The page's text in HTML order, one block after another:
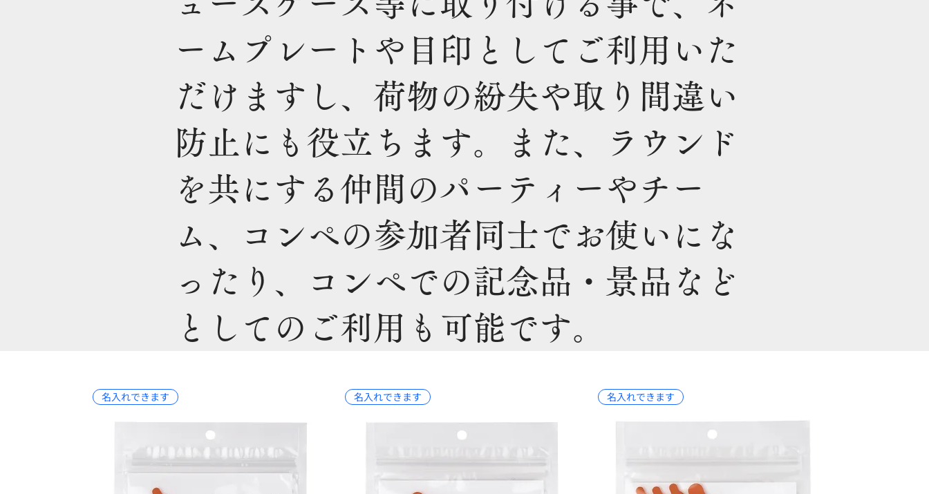
ームプレートや目印としてご利用いた
だけますし、荷物の紛失や取り間違い
防止にも役立ちます。また、ラウンド
を共にする仲間のパーティーやチー
ム、コンペの参加者同士でお使いにな
ったり、コンペでの記念品・景品など
としてのご利用も可能です。
名入れできます 名入れできます 名入れできます